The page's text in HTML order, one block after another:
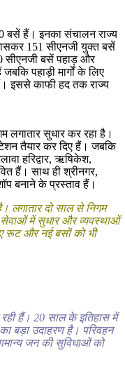
बसें हैं। इनका संचालन राज्य
151 सीएनजी युक्त बसें
सीएनजी बसें पहाड़ और
पहाड़ी मार्गों के लिए
इससे काफी हद तक राज्य
लगातार सुधार कर रहा है।
तैयार कर दिए हैं। जबकि
हरिद्वार, ऋषिकेश,
हैं। साथ ही श्रीनगर,
बनाने के प्रस्ताव हैं।
लगातार दो साल से निगम
में सुधार और व्यवस्थाओं
रूट और नई बसों को भी
हैं। 20 साल के इतिहास में
बड़ा उदाहरण है। परिवहन
जन की सुविधाओं को